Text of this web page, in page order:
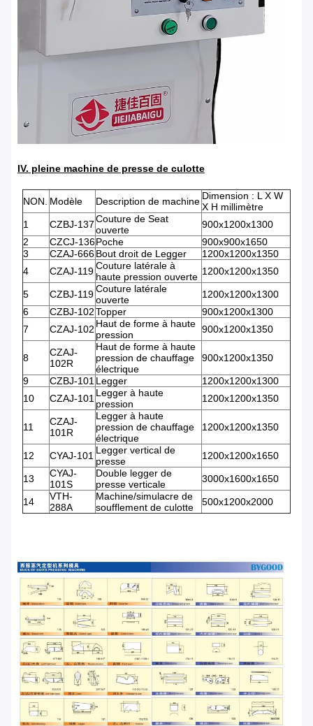
IV. pleine machine de presse de culotte
NON. Modèle Description de machine Dimension : L X W
X H millimètre
1
CZBJ-137Couture de Seat
ouverte
900x1200x1300
2
CZCJ-136Poche
900x900x1650
3
CZAJ-666Bout droit de Legger
1200x1200x1350
4
CZAJ-119Couture latérale à
haute pression ouverte 1200x1200x1350
5 CZBJ-119Couture latérale
ouverte
1200x1200x1300
6
CZBJ-102Topper
900x1200x1300
7
CZAJ-102 Haut de forme à haute
pression
900x1200x1350
8
CZAJ-
102R
Haut de forme à haute
pression de chauffage
électrique
900x1200x1350
9 CZBJ-101Legger
1200x1200x1300
10
CZAJ-101Legger à haute
pression
1200x1200x1350
11
CZAJ-
101R
Legger à haute
pression de chauffage
électrique
1200x1200x1350
12 CYAJ-101 Legger vertical de
presse
1200x1200x1650
13
CYAJ-
101S
Double legger de
presse verticale
3000x1600x1650
14
VTH-
288A
Machine/simulacre de
soufflement de culotte
500x1200x2000